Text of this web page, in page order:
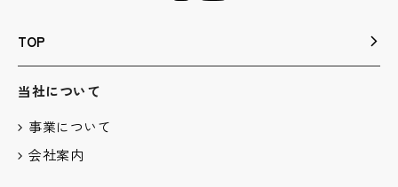
TOP
当社について
事業について
会社案内